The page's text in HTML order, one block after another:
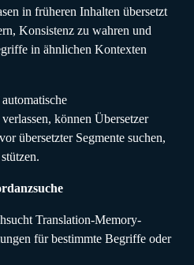
in früheren Inhalten übersetzt
Konsistenz zu wahren und
in ähnlichen Kontexten
können Übersetzer
übersetzter Segmente suchen,
Translation-Memory-
für bestimmte Begriffe oder